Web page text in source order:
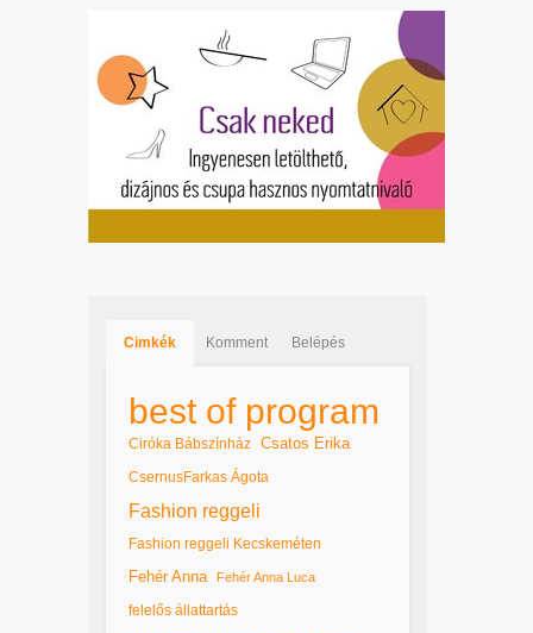
Cimkék Komment Belépés
best of program
Ciróka Bábszínház Csatos Erika
CsernusFarkas Ágota
Fashion reggeli
Fashion reggeli Kecskeméten
Fehér Anna Fehér Anna Luca
felelős állattartás